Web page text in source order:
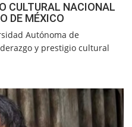
CULTURAL NACIONAL
DE MÉXICO
Autónoma de
y prestigio cultural